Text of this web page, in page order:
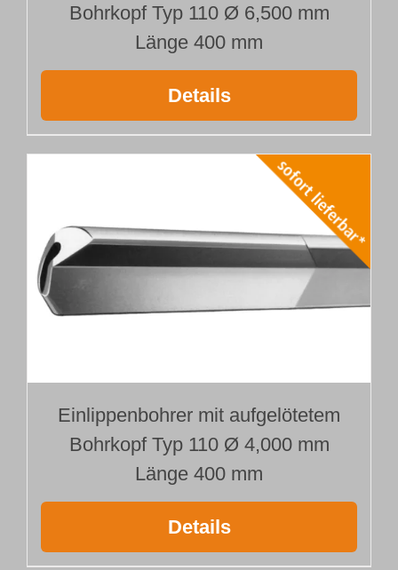
Bohrkopf Typ 110 Ø 6,500 mm
Länge 400 mm
Details
Einlippenbohrer mit aufgelötetem
Bohrkopf Typ 110 Ø 4,000 mm
Länge 400 mm
Details